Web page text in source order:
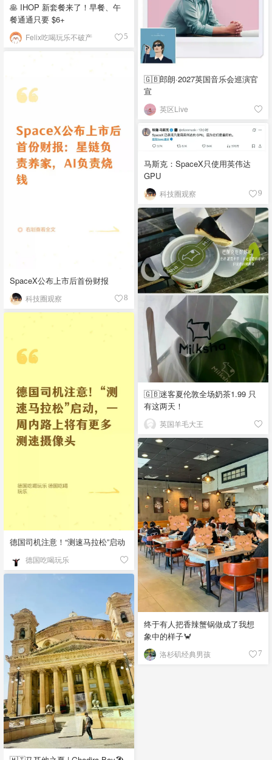
🥞 IHOP 新套餐来了！早餐、午
餐通通只要 $6+
Felix吃喝玩乐不破产 5
🇬🇧郎朗·2027英国音乐会巡演官
宣
英区Live
SpaceX公布上市后首份财报
科技圈观察 8
马斯克：SpaceX只使用英伟达
GPU
科技圈观察 9
🇬🇧迷客夏伦敦全场奶茶1.99 只
有这两天！
英国羊毛大王
德国司机注意！“测速马拉松”启动
德国吃喝玩乐
终于有人把香辣蟹锅做成了我想
象中的样子🦀
洛杉矶经典男孩 7